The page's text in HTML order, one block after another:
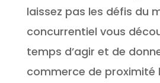
laissez pas les défis du
concurrentiel vous
temps d’agir et de
commerce de proximité